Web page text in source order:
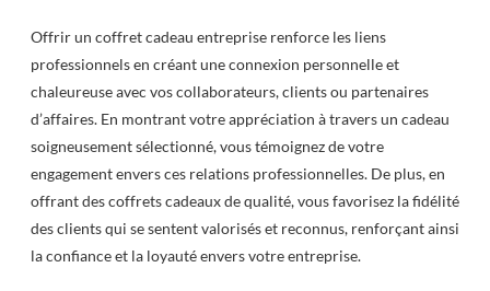
Offrir un coffret cadeau entreprise renforce les liens
professionnels en créant une connexion personnelle et
chaleureuse avec vos collaborateurs, clients ou partenaires
d’affaires. En montrant votre appréciation à travers un cadeau
soigneusement sélectionné, vous témoignez de votre
engagement envers ces relations professionnelles. De plus, en
offrant des coffrets cadeaux de qualité, vous favorisez la fidélité
des clients qui se sentent valorisés et reconnus, renforçant ainsi
la confiance et la loyauté envers votre entreprise.